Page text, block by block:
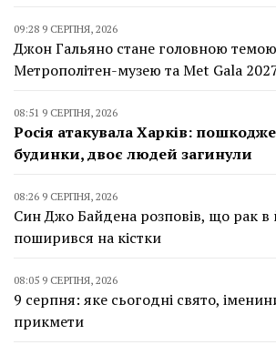
09:28 9 СЕРПНЯ, 2026
Джон Гальяно стане головною
Метрополітен-музею та Met Gala
08:51 9 СЕРПНЯ, 2026
Росія атакувала Харків:
будинки, двоє людей загинули
08:26 9 СЕРПНЯ, 2026
Син Джо Байдена розповів, що рак в
поширився на кістки
08:05 9 СЕРПНЯ, 2026
9 серпня: яке сьогодні свято,
прикмети